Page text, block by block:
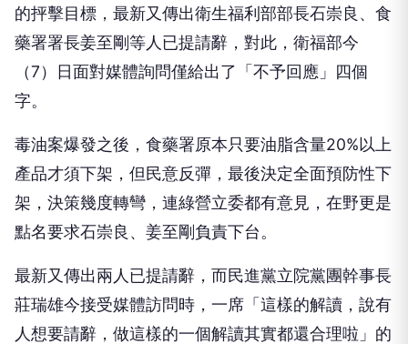
的抨擊目標，最新又傳出衛生福利部部長石崇良、食
藥署署長姜至剛等人已提請辭，對此，衛福部今
（7）日面對媒體詢問僅給出了「不予回應」四個
字。
毒油案爆發之後，食藥署原本只要油脂含量20%以上
產品才須下架，但民意反彈，最後決定全面預防性下
架，決策幾度轉彎，連綠營立委都有意見，在野更是
點名要求石崇良、姜至剛負責下台。
最新又傳出兩人已提請辭，而民進黨立院黨團幹事長
莊瑞雄今接受媒體訪問時，一席「這樣的解讀，說有
人想要請辭，做這樣的一個解讀其實都還合理啦」的